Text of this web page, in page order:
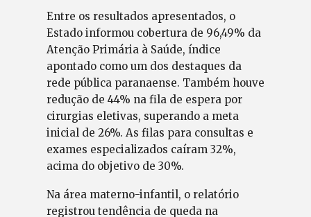
Entre os resultados apresentados, o
Estado informou cobertura de 96,49% da
Atenção Primária à Saúde, índice
apontado como um dos destaques da
rede pública paranaense. Também houve
redução de 44% na fila de espera por
cirurgias eletivas, superando a meta
inicial de 26%. As filas para consultas e
exames especializados caíram 32%,
acima do objetivo de 30%.
Na área materno-infantil, o relatório
registrou tendência de queda na